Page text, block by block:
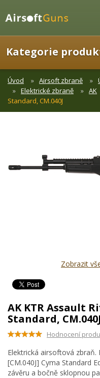
Kategorie
Úvod Airsoft zbraně
Elektrické zbraně
AK
Standard, CM.040J
Zobrazit
AK KTR Assault
Standard, CM.040J
Hodnocení
Elektrická airsoftová zbraň.
[CM.040J] Cyma Standard
závěru a bočně sklopnou